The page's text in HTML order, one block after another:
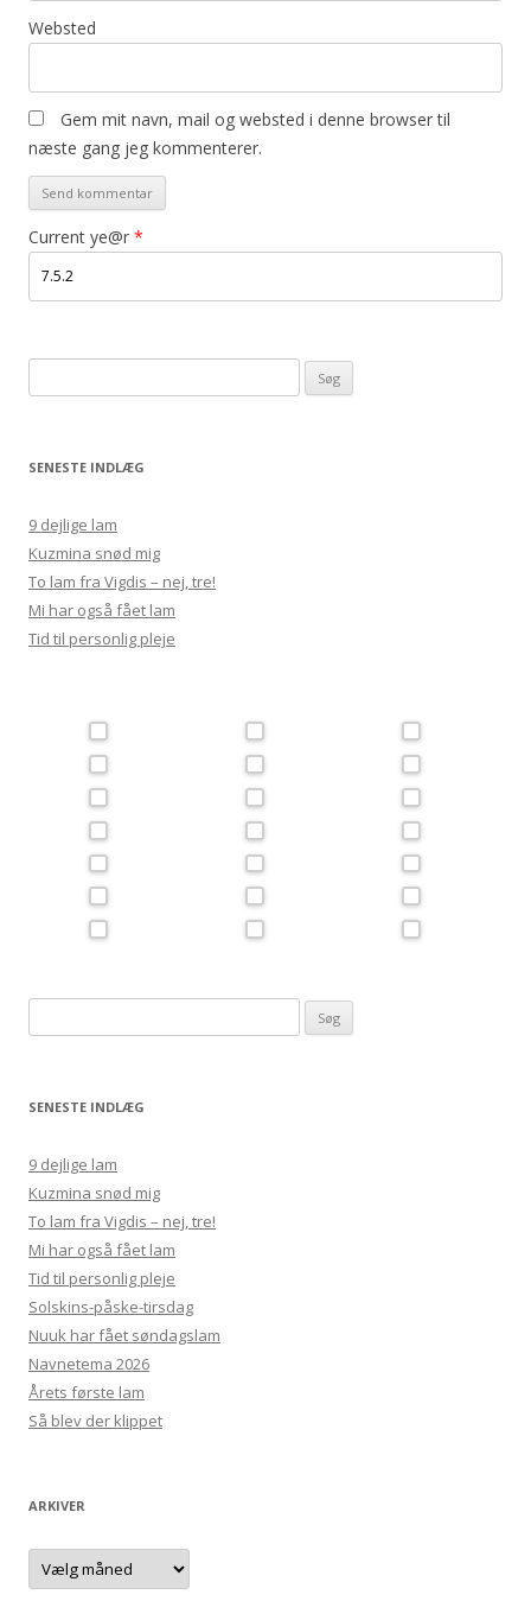
Websted
Gem mit navn, mail og websted i denne browser til
næste gang jeg kommenterer.
Current ye@r *
efter:
SENESTE INDLÆG
9 dejlige lam
Kuzmina snød mig
To lam fra Vigdis – nej, tre!
Mi har også fået lam
Tid til personlig pleje
efter:
SENESTE INDLÆG
9 dejlige lam
Kuzmina snød mig
To lam fra Vigdis – nej, tre!
Mi har også fået lam
Tid til personlig pleje
Solskins-påske-tirsdag
Nuuk har fået søndagslam
Navnetema 2026
Årets første lam
Så blev der klippet
ARKIVER
Arkiver